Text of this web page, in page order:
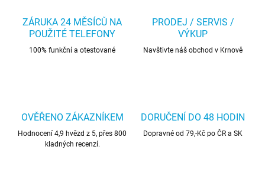
ZÁRUKA 24 MĚSÍCŮ NA
POUŽITÉ TELEFONY
100% funkční a otestované
PRODEJ / SERVIS /
VÝKUP
Navštivte náš obchod v Krnově
OVĚŘENO ZÁKAZNÍKEM
Hodnocení 4,9 hvězd z 5, přes 800
kladných recenzí.
DORUČENÍ DO 48 HODIN
Dopravné od 79,-Kč po ČR a SK